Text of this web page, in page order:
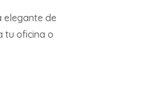
elegante de
tu oficina o